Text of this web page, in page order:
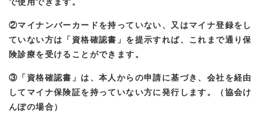
②マイナンバーカードを持っていない、又はマイナ登録をし
ていない方は「資格確認書」を提示すれば、これまで通り保
険診療を受けることができます。
③「資格確認書」は、本人からの申請に基づき、会社を経由
してマイナ保険証を持っていない方に発行します。（協会け
んぽの場合）